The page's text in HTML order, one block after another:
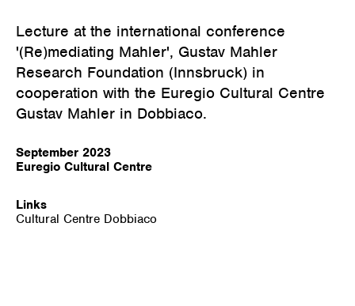
Lecture at the international conference
'(Re)mediating Mahler', Gustav Mahler
Research Foundation (Innsbruck) in
cooperation with the Euregio Cultural Centre
Gustav Mahler in Dobbiaco.
September 2023
Euregio Cultural Centre
Links
Cultural Centre Dobbiaco